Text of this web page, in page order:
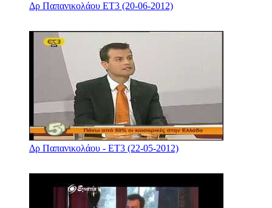
Δρ Παπανικολάου ΕΤ3 (20-06-2012)
Δρ Παπανικολάου - ΕΤ3 (22-05-2012)